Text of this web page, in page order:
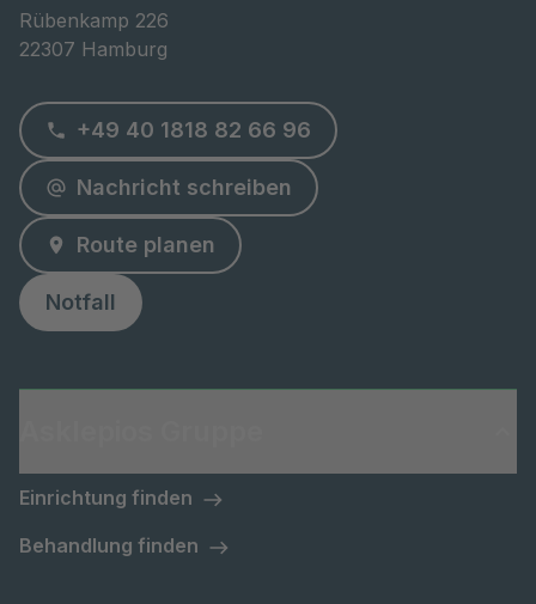
Rübenkamp 226
22307 Hamburg
+49 40 1818 82 66 96
Nachricht schreiben
Route planen
Notfall
Einrichtung finden
Behandlung finden